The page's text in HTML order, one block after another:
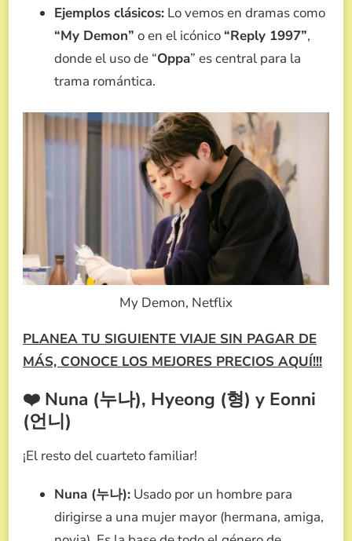
Ejemplos clásicos: Lo vemos en dramas como
“My Demon” o en el icónico “Reply 1997”,
donde el uso de “Oppa” es central para la
trama romántica.
My Demon, Netflix
PLANEA TU SIGUIENTE VIAJE SIN PAGAR DE
MÁS, CONOCE LOS MEJORES PRECIOS AQUÍ!!!
❤️ Nuna (누나), Hyeong (형) y Eonni
(언니)
¡El resto del cuarteto familiar!
Nuna (누나): Usado por un hombre para
dirigirse a una mujer mayor (hermana, amiga,